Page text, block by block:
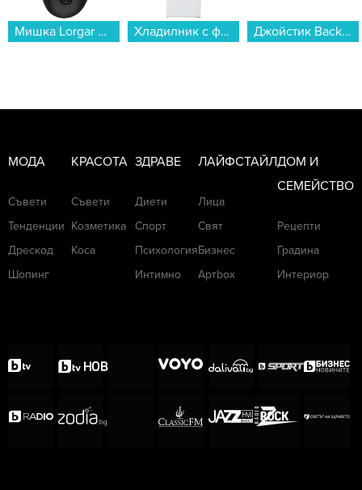
Хладилник с фризер Sharp SJ-NBA21DMDWE , 331 l, E , No Frost , Бял... Джойстик Backbone Backbone Pro - (USB-C)... Фитнес гривна Xiaomi SMART BAND 10 PRO SILVER BHR08WBGL , 1.74...
МОДА
Съвети
Тенденции
Дрескод
Шопинг
КРАСОТА
Съвети
Козметика
Коса
ЗДРАВЕ
Диети
Спорт
Психология
Интимно
ЛАЙФСТАЙЛ
Лица
Свят
Бизнес
Артbox
ДОМ И
СЕМЕЙСТВО
Рецепти
Градина
Интериор